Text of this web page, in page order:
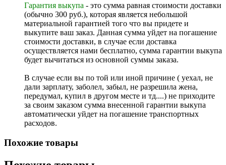
Гарантия выкупа - это сумма равная стоимости доставки
(обычно 300 руб.), которая является небольшой
материальной гарантией того что вы придете и
выкупите ваш заказ. Данная сумма уйдет на погашение
стоимости доставки, в случае если доставка
осуществляется нами бесплатно, сумма гарантии выкупа
будет вычитаться из основной суммы заказа.
В случае если вы по той или иной причине ( уехал, не
дали зарплату, заболел, забыл, не разрешила жена,
передумал, купил в другом месте и тд....) не приходите
за своим заказом сумма внесенной гарантии выкупа
автоматически уйдет на погашение транспортных
расходов.
Похожие товары